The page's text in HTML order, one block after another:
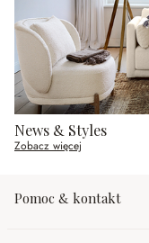
News & Styles
Zobacz więcej
Pomoc & kontakt